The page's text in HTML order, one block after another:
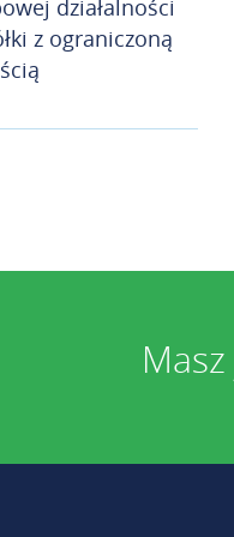
działalności
z ograniczoną